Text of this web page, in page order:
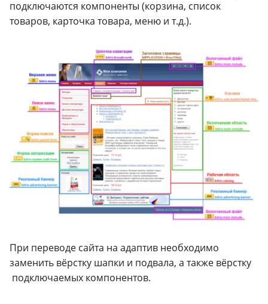
подключаются компоненты (корзина, список
товаров, карточка товара, меню и т.д.).
При переводе сайта на адаптив необходимо
заменить вёрстку шапки и подвала, а также вёрстку
подключаемых компонентов.